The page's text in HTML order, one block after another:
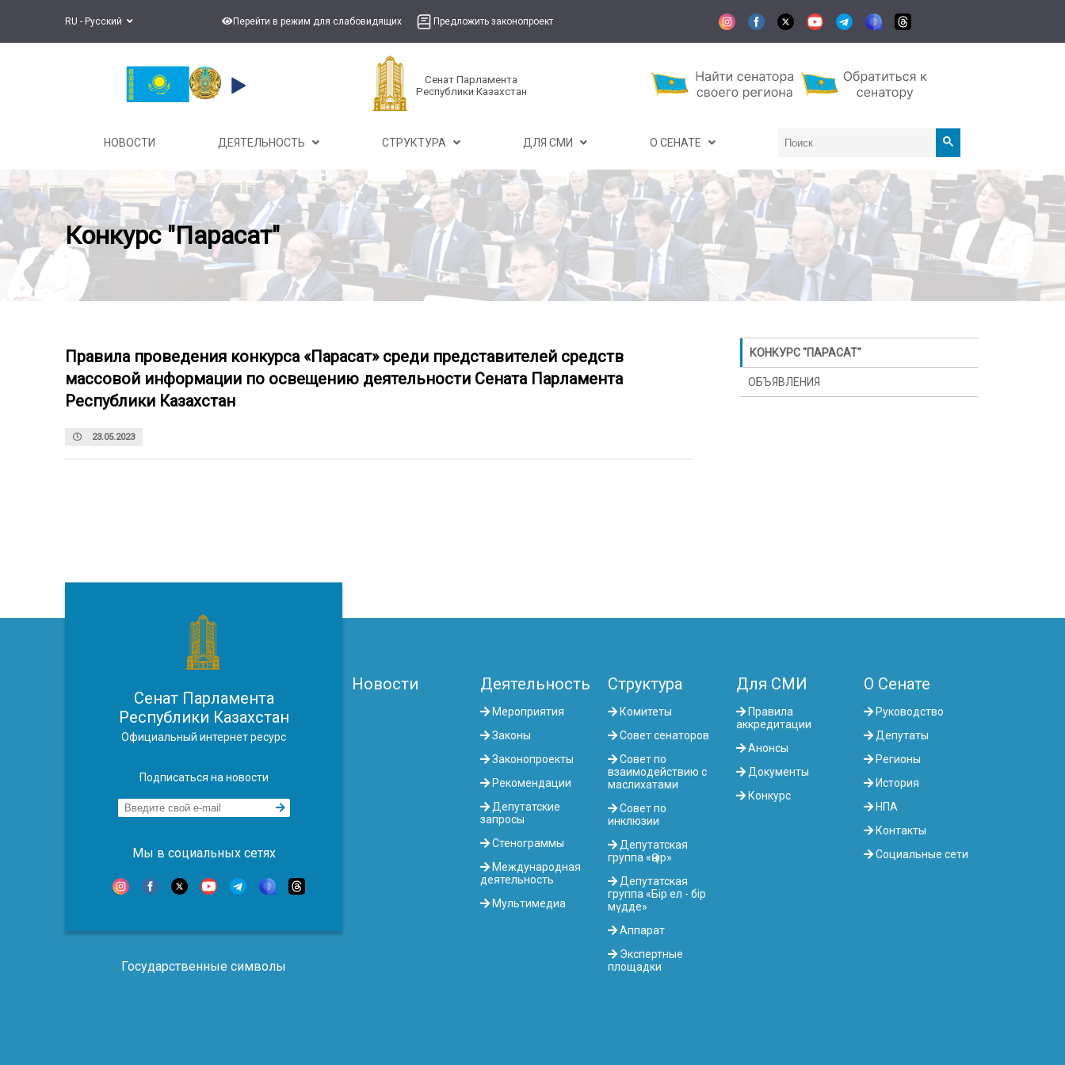
RU - Русский Перейти в режим для слабовидящих Предложить законопроект
Сенат Парламента
Республики Казахстан
НОВОСТИ ДЕЯТЕЛЬНОСТЬ СТРУКТУРА ДЛЯ СМИ О СЕНАТЕ
Конкурс "Парасат"
Правила проведения конкурса «Парасат» среди представителей средств
массовой информации по освещению деятельности Сената Парламента
Республики Казахстан
23.05.2023
КОНКУРС "ПАРАСАТ"
ОБЪЯВЛЕНИЯ
Сенат Парламента
Республики Казахстан
Официальный интернет ресурс
Подписаться на новости
Мы в социальных сетях
Государственные символы
Новости Деятельность
Мероприятия
Законы
Законопроекты
Рекомендации
Депутатские
запросы
Стенограммы
Международная
деятельность
Мультимедиа
Структура
Комитеты
Совет сенаторов
Совет по
взаимодействию с
маслихатами
Совет по
инклюзии
Депутатская
группа «Өңір»
Депутатская
группа «Бір ел - бір
мүдде»
Аппарат
Экспертные
площадки
Для СМИ
Правила
аккредитации
Анонсы
Документы
Конкурс
О Сенате
Руководство
Депутаты
Регионы
История
НПА
Контакты
Социальные сети